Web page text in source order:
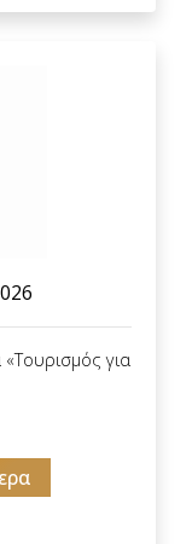
για